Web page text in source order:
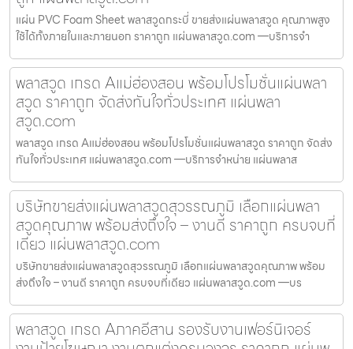
แผ่น PVC Foam Sheet พลาสวูดกระบี่ ขายส่งแผ่นพลาสวูด คุณภาพสูง
ใช้ได้ทั้งภายในและภายนอก ราคาถูก แผ่นพลาสวูด.com —บริการจำ
พลาสวูด เกรด Aแม่ฮ่องสอน พร้อมโปรโมชั่นแผ่นพลา
สวูด ราคาถูก จัดส่งทันใจทั่วประเทศ แผ่นพลา
สวูด.com
พลาสวูด เกรด Aแม่ฮ่องสอน พร้อมโปรโมชั่นแผ่นพลาสวูด ราคาถูก จัดส่ง
ทันใจทั่วประเทศ แผ่นพลาสวูด.com —บริการจำหน่าย แผ่นพลาส
บริษัทขายส่งแผ่นพลาสวูดสุวรรณภูมิ เลือกแผ่นพลา
สวูดคุณภาพ พร้อมส่งถึงใจ – งานดี ราคาถูก ครบจบที่
เดียว แผ่นพลาสวูด.com
บริษัทขายส่งแผ่นพลาสวูดสุวรรณภูมิ เลือกแผ่นพลาสวูดคุณภาพ พร้อม
ส่งถึงใจ – งานดี ราคาถูก ครบจบที่เดียว แผ่นพลาสวูด.com —บร
พลาสวูด เกรด Aภาคอีสาน รองรับงานเฟอร์นิเจอร์